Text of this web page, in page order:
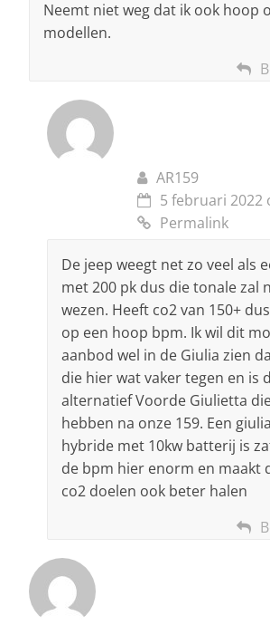
Neemt niet weg dat ik ook hoop
modellen.
AR159
5 februari 2022
Permalink
De jeep weegt net zo veel als
met 200 pk dus die tonale zal
wezen. Heeft co2 van 150+
op een hoop bpm. Ik wil dit
aanbod wel in de Giulia zien
die hier wat vaker tegen en is
alternatief Voorde Giulietta
hebben na onze 159. Een
hybride met 10kw batterij is
de bpm hier enorm en maakt
co2 doelen ook beter halen